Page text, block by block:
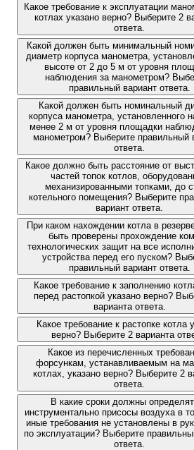
Какое требование к эксплуатации
котлах указано верно? Выберите 2
ответа.
Какой должен быть минимальный
диаметр корпуса манометра,
высоте от 2 до 5 м от уровня
наблюдения за манометром?
правильный вариант ответа.
Какой должен быть номинальный
корпуса манометра, установленного
менее 2 м от уровня площадки
манометром? Выберите правильный
ответа.
Какое должно быть расстояние от
частей топок котлов,
механизированными топками, до
котельного помещения? Выберите
вариант ответа.
При каком нахождении котла в
быть проверены прохождение
технологических защит на все
устройства перед его пуском?
правильный вариант ответа.
Какое требование к заполнению
перед растопкой указано верно?
варианта ответа.
Какое требование к растопке котла
верно? Выберите 2 варианта
Какое из перечисленных
форсункам, устанавливаемым на
котлах, указано верно? Выберите 2
ответа.
В какие сроки должны
инструментально присосы воздуха в
иные требования не установлены в
по эксплуатации? Выберите
ответа.